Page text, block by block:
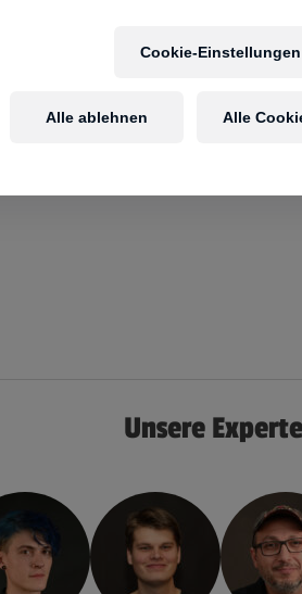
Unsere
Cookie-Einstellungen
Alle ablehnen Alle